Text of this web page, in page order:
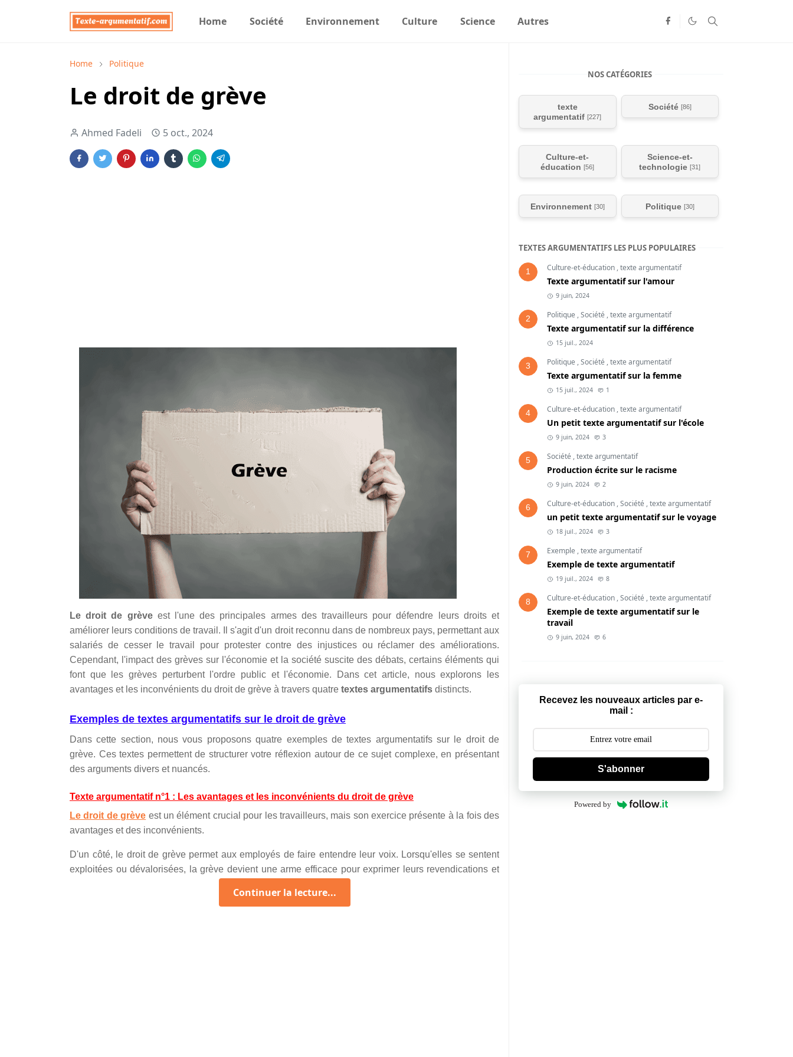
Home Société Environnement Culture Science Autres
Home Politique
Le droit de grève
Ahmed Fadeli 5 oct., 2024
Le droit de grèveest l'une des principales armes des travailleurs pour défendre leurs droits et
améliorer leurs conditions de travail. Il s'agit d'un droit reconnu dans de nombreux pays, permettant aux
salariés de cesser le travail pour protester contre des injustices ou réclamer des améliorations.
Cependant, l'impact des grèves sur l'économie et la société suscite des débats, certains éléments qui
font que les grèves perturbent l'ordre public et l'économie. Dans cet article, nous explorons les
avantages et les inconvénients du droit de grève à travers quatre textes argumentatifs distincts.
Exemples de textes argumentatifs sur le droit de grève
Dans cette section, nous vous proposons quatre exemples de textes argumentatifs sur le droit de
grève. Ces textes permettent de structurer votre réflexion autour de ce sujet complexe, en présentant
des arguments divers et nuancés.
Texte argumentatif n°1 : Les avantages et les inconvénients du droit de grève
Le droit de grève est un élément crucial pour les travailleurs, mais son exercice présente à la fois des
avantages et des inconvénients.
D'un côté, le droit de grève permet aux employés de faire entendre leur voix. Lorsqu'elles se sentent
exploitées ou dévalorisées, la grève devient une arme efficace pour exprimer leurs revendications et
Continuer la lecture...
NOS CATÉGORIES
texte
argumentatif [227]
Société [86]
Culture-et-
éducation [56]
Science-et-
technologie [31]
Environnement [30] Politique [30]
TEXTES ARGUMENTATIFS LES PLUS POPULAIRES
1 Culture-et-éducation,texte argumentatif
Texte argumentatif sur l'amour
9 juin, 2024
2 Politique ,Société ,texte argumentatif
Texte argumentatif sur la différence
15 juil., 2024
3 Politique ,Société ,texte argumentatif
Texte argumentatif sur la femme
15 juil., 2024 1
4 Culture-et-éducation,texte argumentatif
Un petit texte argumentatif sur l'école
9 juin, 2024 3
5 Société ,texte argumentatif
Production écrite sur le racisme
9 juin, 2024 2
6 Culture-et-éducation,Société ,texte argumentatif
un petit texte argumentatif sur le voyage
18 juil., 2024 3
7 Exemple ,texte argumentatif
Exemple de texte argumentatif
19 juil., 2024 8
8 Culture-et-éducation,Société ,texte argumentatif
Exemple de texte argumentatif sur le
travail
9 juin, 2024 6
Recevez les nouveaux articles par e-
mail :
S'abonner
Powered by